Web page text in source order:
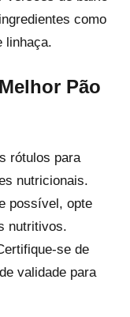
como
linhaça.
Pão
rótulos para
nutricionais.
possível, opte
nutritivos.
se de
validade para